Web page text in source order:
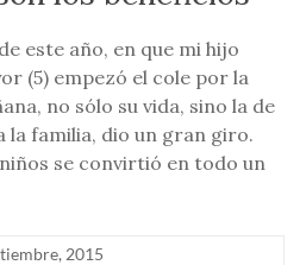
este año, en que mi hijo
(5) empezó el cole por la
no sólo su vida, sino la de
la familia, dio un gran giro.
se convirtió en todo un
2015